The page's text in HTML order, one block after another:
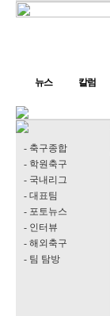
뉴스 칼럼
- 축구종합
- 학원축구
- 국내리그
- 대표팀
- 포토뉴스
- 인터뷰
- 해외축구
- 팀 탐방